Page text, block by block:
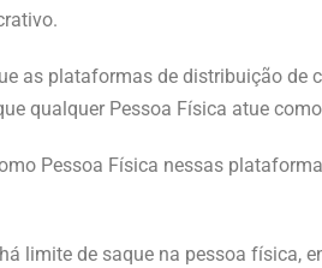
as plataformas de distribuição de
qualquer Pessoa Física atue
Pessoa Física nessas
limite de saque na pessoa física,